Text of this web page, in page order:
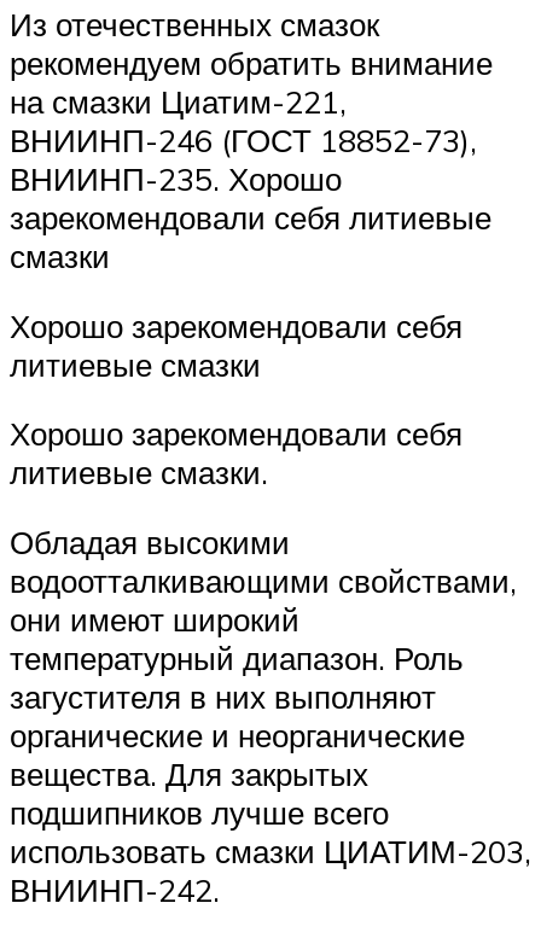
Из отечественных смазок
рекомендуем обратить внимание
на смазки Циатим-221,
ВНИИНП-246 (ГОСТ 18852-73),
ВНИИНП-235. Хорошо
зарекомендовали себя литиевые
смазки
Хорошо зарекомендовали себя
литиевые смазки
Хорошо зарекомендовали себя
литиевые смазки.
Обладая высокими
водоотталкивающими свойствами,
они имеют широкий
температурный диапазон. Роль
загустителя в них выполняют
органические и неорганические
вещества. Для закрытых
подшипников лучше всего
использовать смазки ЦИАТИМ-203,
ВНИИНП-242.